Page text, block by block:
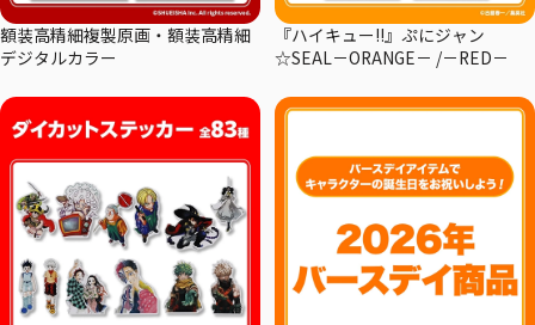
額装高精細複製原画・額装高精細
デジタルカラー
『ハイキュー!!』ぷにジャン
☆SEAL－ORANGE－ /－RED－